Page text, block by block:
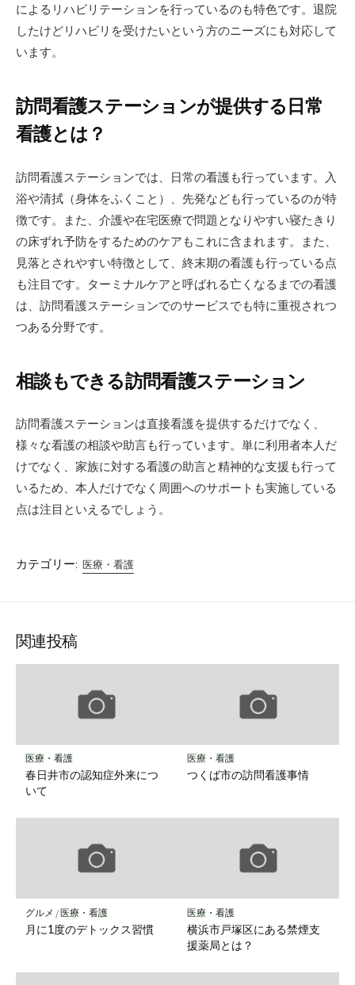
によるリハビリテーションを行っているのも特色です。退院
したけどリハビリを受けたいという方のニーズにも対応して
います。
訪問看護ステーションが提供する日常
看護とは？
訪問看護ステーションでは、日常の看護も行っています。入
浴や清拭（身体をふくこと）、先発なども行っているのが特
徴です。また、介護や在宅医療で問題となりやすい寝たきり
の床ずれ予防をするためのケアもこれに含まれます。また、
見落とされやすい特徴として、終末期の看護も行っている点
も注目です。ターミナルケアと呼ばれる亡くなるまでの看護
は、訪問看護ステーションでのサービスでも特に重視されつ
つある分野です。
相談もできる訪問看護ステーション
訪問看護ステーションは直接看護を提供するだけでなく、
様々な看護の相談や助言も行っています。単に利用者本人だ
けでなく、家族に対する看護の助言と精神的な支援も行って
いるため、本人だけでなく周囲へのサポートも実施している
点は注目といえるでしょう。
カテゴリー: 医療・看護
関連投稿
医療・看護
春日井市の認知症外来につ
いて
医療・看護
つくば市の訪問看護事情
グルメ /医療・看護
月に1度のデトックス習慣
医療・看護
横浜市戸塚区にある禁煙支
援薬局とは？